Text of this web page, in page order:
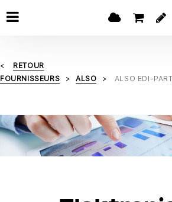
RETOUR
FOURNISSEURS
ALSO ALSO EDI-